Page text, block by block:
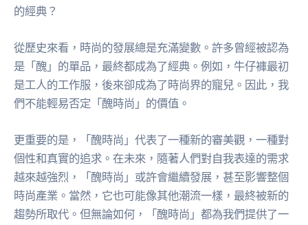
的經典？
從歷史來看，時尚的發展總是充滿變數。許多曾經被認為
是「醜」的單品，最終都成為了經典。例如，牛仔褲最初
是工人的工作服，後來卻成為了時尚界的寵兒。因此，我
們不能輕易否定「醜時尚」的價值。
更重要的是，「醜時尚」代表了一種新的審美觀，一種對
個性和真實的追求。在未來，隨著人們對自我表達的需求
越來越強烈，「醜時尚」或許會繼續發展，甚至影響整個
時尚產業。當然，它也可能像其他潮流一樣，最終被新的
趨勢所取代。但無論如何，「醜時尚」都為我們提供了一